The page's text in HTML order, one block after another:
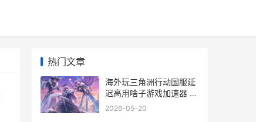
热门文章
海外玩三角洲行动国服延
迟高用啥子游戏加速器 三
角洲在入海口还是出海口
2026-05-20